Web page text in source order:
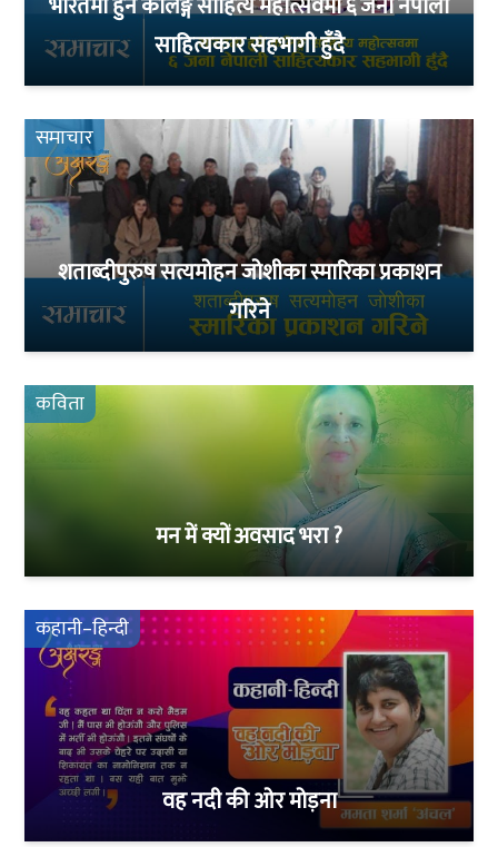
साहित्यकार सहभागी हुँदै
समाचार
शताब्दीपुरुष सत्यमोहन जोशीका स्मारिका प्रकाशन
गरिने
कविता
मन में क्यों अवसाद भरा ?
कहानी–हिन्दी
वह नदी की ओर मोड़ना